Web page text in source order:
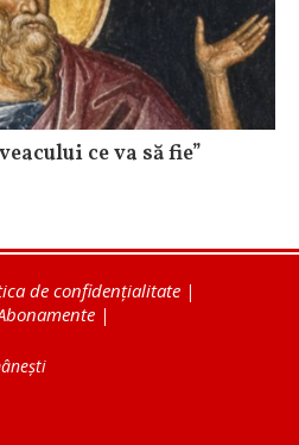
ce va să fie”
de confidențialitate |
|